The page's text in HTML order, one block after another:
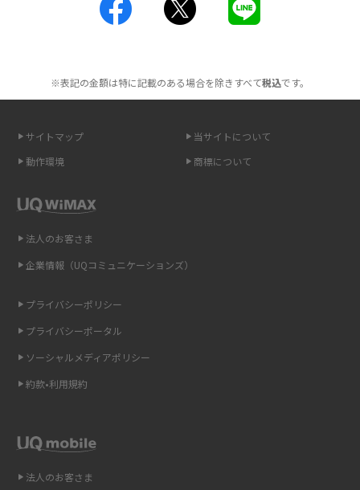
工事不要！置くだけWi-Fiの特徴は？メリット・デメリットや選び方を解説
無制限で利用できるポケット型Wi-Fiは？選び方や通信費を抑える方法も紹
ポケット型Wi-Fi（モバイルWi-Fi）とは？おススメする方の特徴や選び方を
即日受け取りできるポケット型Wi-Fiはある？すぐに使うための方法や注意
ONU（光回線終端装置）とは？モデム・ルーター・ホームゲートウェイと
ギガバイト（GB）とは？1GBの目安やギガが足りない時の対処法を紹介
Wi-Fi 6とは？Wi-Fi 5との違いやメリットと注意点、規格の種類も解説
Wi-Fiを自宅に設置する方法は？必要なことやポイントも紹介
光ファイバーとは？仕組みやメリット・デメリットを初心者向けにわかり
※表記の金額は特に記載のある場合を除きすべて税込です。
サイトマップ
当サイトについて
動作環境
商標について
法人のお客さま
法人のお客さま
企業情報（UQコミュニケーションズ）
プライバシーポリシー
プライバシーポータル
ソーシャルメディアポリシー
約款•利用規約